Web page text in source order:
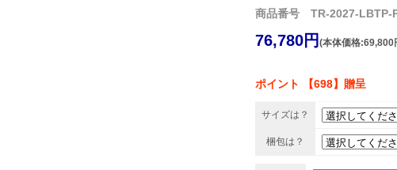
商品番号 TR-2027-LBTP-
76,780円 (本体価格:69,800
ポイント 【698】贈呈
サイズは？
梱包は？